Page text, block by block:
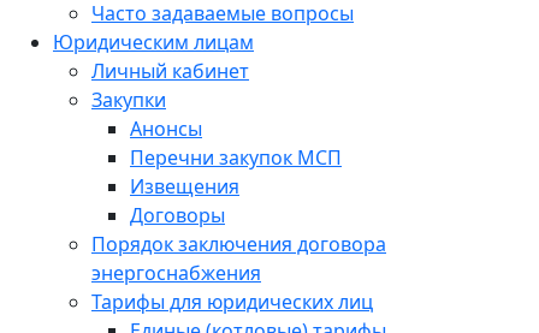
Часто задаваемые вопросы
Юридическим лицам
Личный кабинет
Закупки
Анонсы
Перечни закупок МСП
Извещения
Договоры
Порядок заключения договора
энергоснабжения
Тарифы для юридических лиц